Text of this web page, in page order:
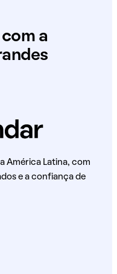
a
América Latina, com
e a confiança de